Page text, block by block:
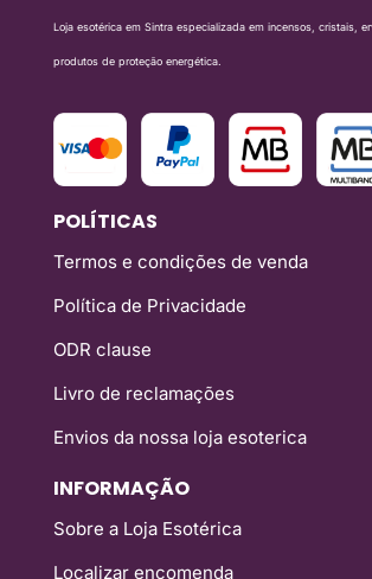
Loja esotérica em Sintra especializada em incensos, cristais,
produtos de proteção energética.
POLÍTICAS
Termos e condições de venda
Política de Privacidade
ODR clause
Livro de reclamações
Envios da nossa loja esoterica
INFORMAÇÃO
Sobre a Loja Esotérica
Localizar encomenda